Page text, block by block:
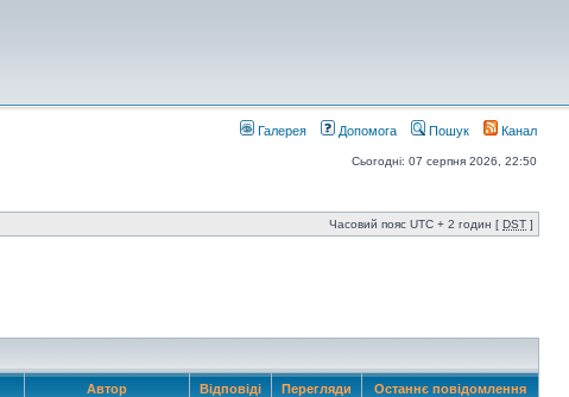
Галерея Допомога Пошук Канал
Сьогодні: 07 серпня 2026, 22:50
Часовий пояс UTC + 2 годин [ DST ]
Автор Відповіді Перегляди Останнє повідомлення